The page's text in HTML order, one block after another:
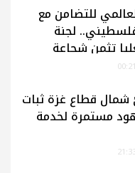
للتضامن مع
لجنة
تثمن شجاعة
غزة
شمال قطاع غزة ثبات
مستمرة لخدمة